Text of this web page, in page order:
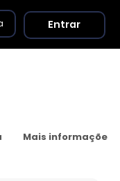
Mais informações
Entrar